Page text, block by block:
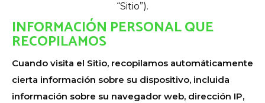
“Sitio”).
INFORMACIÓN PERSONAL QUE
RECOPILAMOS
Cuando visita el Sitio, recopilamos automáticamente
cierta información sobre su dispositivo, incluida
información sobre su navegador web, dirección IP,